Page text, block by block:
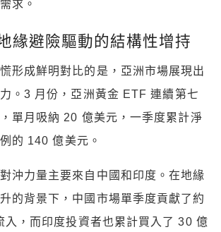
求。​
緣避險驅動的結構性增持
形成鮮明對比的是，亞洲市場展現出
。3 月份，亞洲黃金 ETF 連續第七
單月吸納 20 億美元，一季度累計淨
的 140 億美元。
沖力量主要來自中國和印度。在地緣
的背景下，中國市場單季度貢獻了約
入，而印度投資者也累計買入了 30 億